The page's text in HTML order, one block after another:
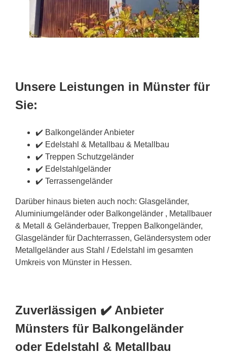
Unsere Leistungen in Münster für
Sie:
✔️ Balkongeländer Anbieter
✔️ Edelstahl & Metallbau & Metallbau
✔️ Treppen Schutzgeländer
✔️ Edelstahlgeländer
✔️ Terrassengeländer
Darüber hinaus bieten auch noch: Glasgeländer,
Aluminiumgeländer oder Balkongeländer , Metallbauer
& Metall & Geländerbauer, Treppen Balkongeländer,
Glasgeländer für Dachterrassen, Geländersystem oder
Metallgeländer aus Stahl / Edelstahl im gesamten
Umkreis von Münster in Hessen.
Zuverlässigen ✔️ Anbieter
Münsters für Balkongeländer
oder Edelstahl & Metallbau